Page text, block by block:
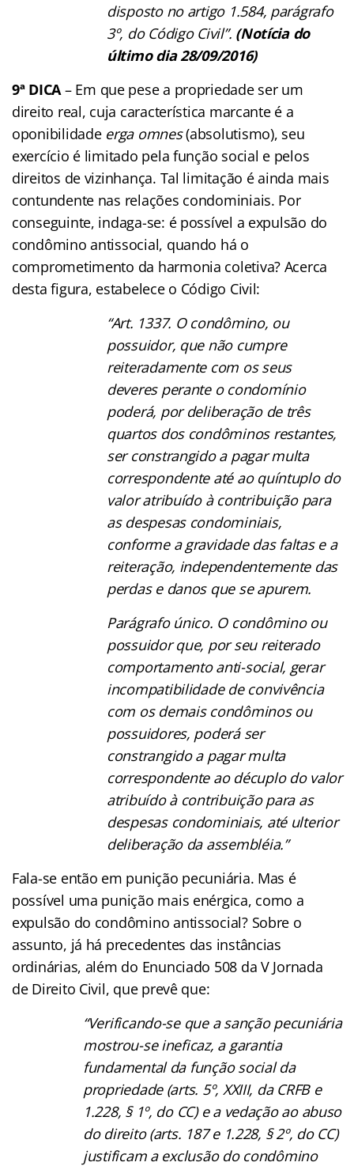
disposto no artigo 1.584, parágrafo
3º, do Código Civil”. (Notícia do
último dia 28/09/2016)
9ª DICA– Em que pese a propriedade ser um
direito real, cuja característica marcante é a
oponibilidade erga omnes(absolutismo), seu
exercício é limitado pela função social e pelos
direitos de vizinhança. Tal limitação é ainda mais
contundente nas relações condominiais. Por
conseguinte, indaga-se: é possível a expulsão do
condômino antissocial, quando há o
comprometimento da harmonia coletiva? Acerca
desta figura, estabelece o Código Civil:
“Art. 1337. O condômino, ou
possuidor, que não cumpre
reiteradamente com os seus
deveres perante o condomínio
poderá, por deliberação de três
quartos dos condôminos restantes,
ser constrangido a pagar multa
correspondente até ao quíntuplo do
valor atribuído à contribuição para
as despesas condominiais,
conforme a gravidade das faltas e a
reiteração, independentemente das
perdas e danos que se apurem.
Parágrafo único. O condômino ou
possuidor que, por seu reiterado
comportamento anti-social, gerar
incompatibilidade de convivência
com os demais condôminos ou
possuidores, poderá ser
constrangido a pagar multa
correspondente ao décuplo do valor
atribuído à contribuição para as
despesas condominiais, até ulterior
deliberação da assembléia.”
Fala-se então em punição pecuniária. Mas é
possível uma punição mais enérgica, como a
expulsão do condômino antissocial? Sobre o
assunto, já há precedentes das instâncias
ordinárias, além do Enunciado 508 da V Jornada
de Direito Civil, que prevê que:
“Verificando-se que a sanção pecuniária
mostrou-se ineficaz, a garantia
fundamental da função social da
propriedade (arts. 5º, XXIII, da CRFB e
1.228, § 1º, do CC) e a vedação ao abuso
do direito (arts. 187 e 1.228, § 2º, do CC)
justificam a exclusão do condômino